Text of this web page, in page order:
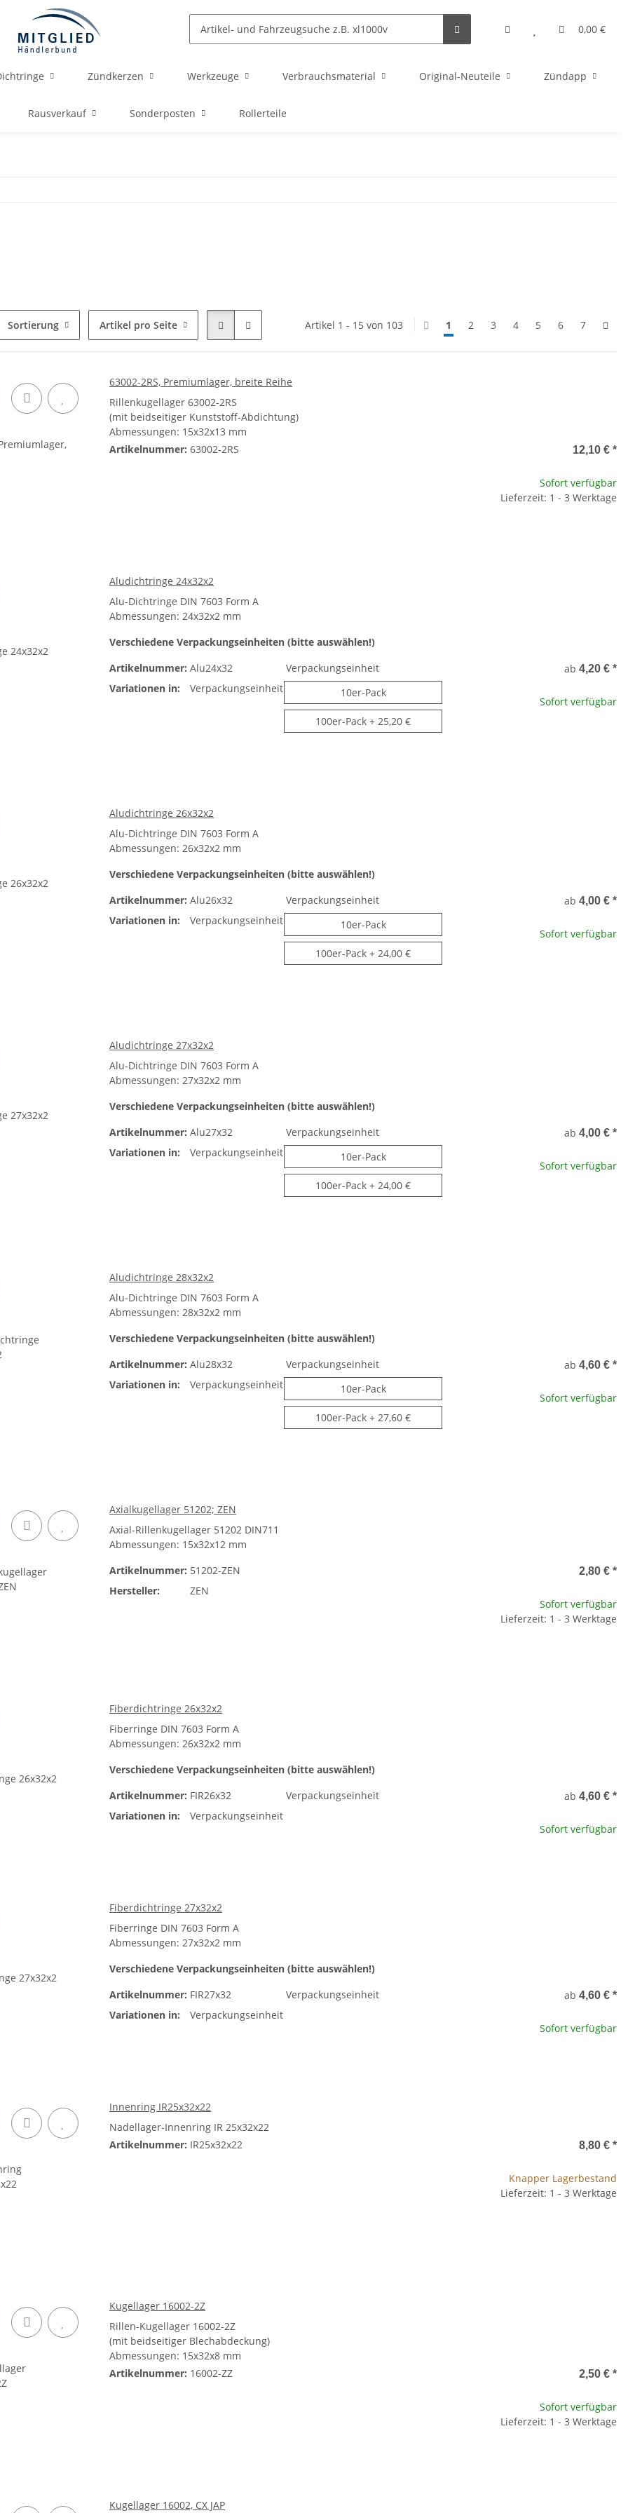
0,00 €
Zündkerzen Werkzeuge Verbrauchsmaterial Original-Neuteile Zündapp
Rausverkauf Sonderposten Rollerteile
Sortierung Artikel pro Seite Artikel 1 - 15 von 103 1 2 3 4 5 6 7
63002-2RS, Premiumlager, breite Reihe
Rillenkugellager 63002-2RS
(mit beidseitiger Kunststoff-Abdichtung)
Abmessungen: 15x32x13 mm
Artikelnummer: 63002-2RS 12,10 € *
Sofort verfügbar
Lieferzeit: 1 - 3 Werktage
Aludichtringe 24x32x2
Alu-Dichtringe DIN 7603 Form A
Abmessungen: 24x32x2 mm
Verschiedene Verpackungseinheiten (bitte auswählen!)
Artikelnummer: Alu24x32
Variationen in:
Verpackungseinheit
Verpackungseinheit
10er-Pack10er-Pack
100er-Pack 100er-Pack
+ 25,20 €
ab 4,20 € *
Sofort verfügbar
Aludichtringe 26x32x2
Alu-Dichtringe DIN 7603 Form A
Abmessungen: 26x32x2 mm
Verschiedene Verpackungseinheiten (bitte auswählen!)
Artikelnummer: Alu26x32
Variationen in:
Verpackungseinheit
Verpackungseinheit
10er-Pack10er-Pack
100er-Pack 100er-Pack
+ 24,00 €
ab 4,00 € *
Sofort verfügbar
Aludichtringe 27x32x2
Alu-Dichtringe DIN 7603 Form A
Abmessungen: 27x32x2 mm
Verschiedene Verpackungseinheiten (bitte auswählen!)
Artikelnummer: Alu27x32
Variationen in:
Verpackungseinheit
Verpackungseinheit
10er-Pack10er-Pack
100er-Pack 100er-Pack
+ 24,00 €
ab 4,00 € *
Sofort verfügbar
Aludichtringe 28x32x2
Alu-Dichtringe DIN 7603 Form A
Abmessungen: 28x32x2 mm
Verschiedene Verpackungseinheiten (bitte auswählen!)
Artikelnummer: Alu28x32
Variationen in:
Verpackungseinheit
Verpackungseinheit
10er-Pack10er-Pack
100er-Pack 100er-Pack
+ 27,60 €
ab 4,60 € *
Sofort verfügbar
Axialkugellager 51202; ZEN
Axial-Rillenkugellager 51202 DIN711
Abmessungen: 15x32x12 mm
Artikelnummer: 51202-ZEN
Hersteller:
ZEN
2,80 € *
Sofort verfügbar
Lieferzeit: 1 - 3 Werktage
Fiberdichtringe 26x32x2
Fiberringe DIN 7603 Form A
Abmessungen: 26x32x2 mm
Verschiedene Verpackungseinheiten (bitte auswählen!)
Artikelnummer: FIR26x32
Variationen in:
Verpackungseinheit
Verpackungseinheit ab 4,60 € *
Sofort verfügbar
Fiberdichtringe 27x32x2
Fiberringe DIN 7603 Form A
Abmessungen: 27x32x2 mm
Verschiedene Verpackungseinheiten (bitte auswählen!)
Artikelnummer: FIR27x32
Variationen in:
Verpackungseinheit
Verpackungseinheit ab 4,60 € *
Sofort verfügbar
Innenring IR25x32x22
Nadellager-Innenring IR 25x32x22
Artikelnummer: IR25x32x22 8,80 € *
Knapper Lagerbestand
Lieferzeit: 1 - 3 Werktage
Kugellager 16002-2Z
Rillen-Kugellager 16002-2Z
(mit beidseitiger Blechabdeckung)
Abmessungen: 15x32x8 mm
Artikelnummer: 16002-ZZ 2,50 € *
Sofort verfügbar
Lieferzeit: 1 - 3 Werktage
Kugellager 16002, CX JAP